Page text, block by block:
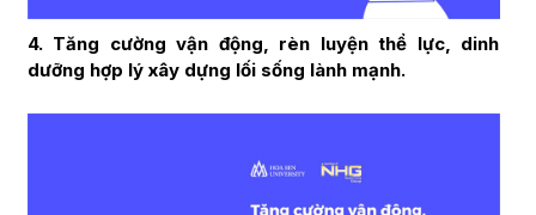
4. Tăng cường vận động, rèn luyện thể lực, dinh
dưỡng hợp lý xây dựng lối sống lành mạnh.